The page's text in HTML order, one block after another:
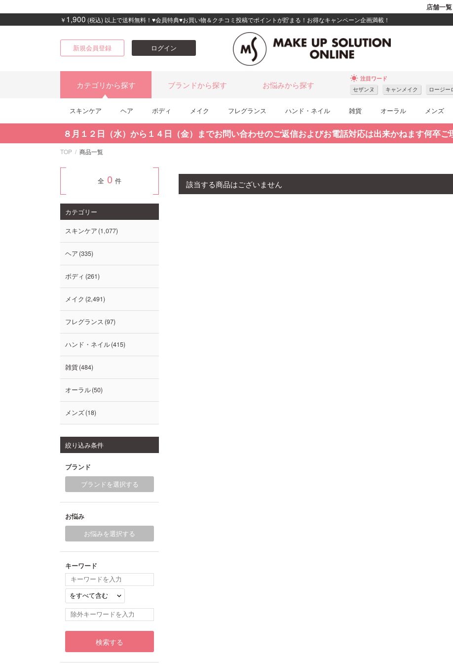
店舗一覧
￥ 1,900 (税込) 以上で送料無料！♥会員特典♥お買い物＆クチコミ投稿でポイントが貯まる！お得なキャンペーン企画満載！
新規会員登録 ログイン
カテゴリから探す ブランドから探す お悩みから探す
wb_sunny 注目ワード
セザンヌ キャンメイク ロージー
スキンケア ヘア ボディ メイク フレグランス ハンド・ネイル 雑貨 オーラル メンズ
８月１２日（水）から１４日（金）までお問い合わせのご返信およびお電話対応は出来かねます何卒ご
TOP 商品一覧
該当する商品はございません
全 0 件
カテゴリー
スキンケア 1,077
ヘア 335
ボディ 261
メイク 2,491
フレグランス 97
ハンド・ネイル 415
雑貨 484
オーラル 50
メンズ 18
絞り込み条件
ブランド
ブランドを選択する
お悩み
お悩みを選択する
キーワード
検索する